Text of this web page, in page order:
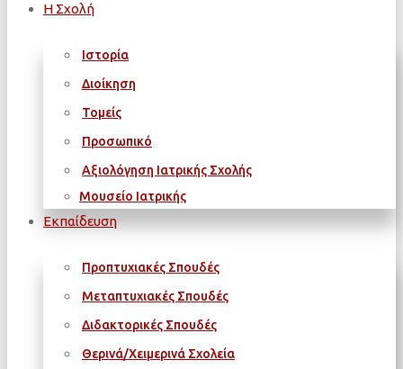
Η Σχολή
Ιστορία
Διοίκηση
Τομείς
Προσωπικό
Αξιολόγηση Ιατρικής Σχολής
Μουσείο Ιατρικής
Εκπαίδευση
Προπτυχιακές Σπουδές
Μεταπτυχιακές Σπουδές
Διδακτορικές Σπουδές
Θερινά/Χειμερινά Σχολεία